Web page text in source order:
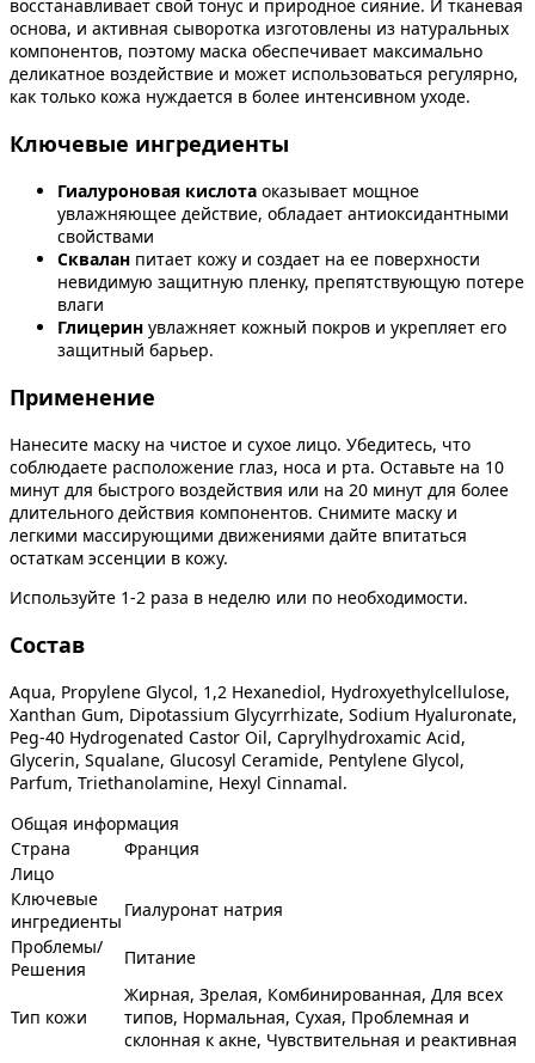
восстанавливает свой тонус и природное сияние. И тканевая
основа, и активная сыворотка изготовлены из натуральных
компонентов, поэтому маска обеспечивает максимально
деликатное воздействие и может использоваться регулярно,
как только кожа нуждается в более интенсивном уходе.
Ключевые ингредиенты
Гиалуроновая кислота оказывает мощное
увлажняющее действие, обладает антиоксидантными
свойствами
Сквалан питает кожу и создает на ее поверхности
невидимую защитную пленку, препятствующую потере
влаги
Глицерин увлажняет кожный покров и укрепляет его
защитный барьер.
Применение
Нанесите маску на чистое и сухое лицо. Убедитесь, что
соблюдаете расположение глаз, носа и рта. Оставьте на 10
минут для быстрого воздействия или на 20 минут для более
длительного действия компонентов. Снимите маску и
легкими массирующими движениями дайте впитаться
остаткам эссенции в кожу.
Используйте 1-2 раза в неделю или по необходимости.
Состав
Aqua, Propylene Glycol, 1,2 Hexanediol, Hydroxyethylcellulose,
Xanthan Gum, Dipotassium Glycyrrhizate, Sodium Hyaluronate,
Peg-40 Hydrogenated Castor Oil, Caprylhydroxamic Acid,
Glycerin, Squalane, Glucosyl Ceramide, Pentylene Glycol,
Parfum, Triethanolamine, Hexyl Cinnamal.
Общая информация
Страна
Франция
Лицо
Ключевые
ингредиенты
Гиалуронат натрия
Проблемы/
Решения
Питание
Тип кожи
Жирная, Зрелая, Комбинированная, Для всех
типов, Нормальная, Сухая, Проблемная и
склонная к акне, Чувствительная и реактивная